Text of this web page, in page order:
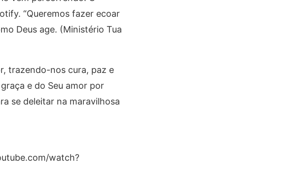
“Queremos fazer ecoar
Deus age. (Ministério Tua
trazendo-nos cura, paz e
e do Seu amor por
se deleitar na maravilhosa
watch?